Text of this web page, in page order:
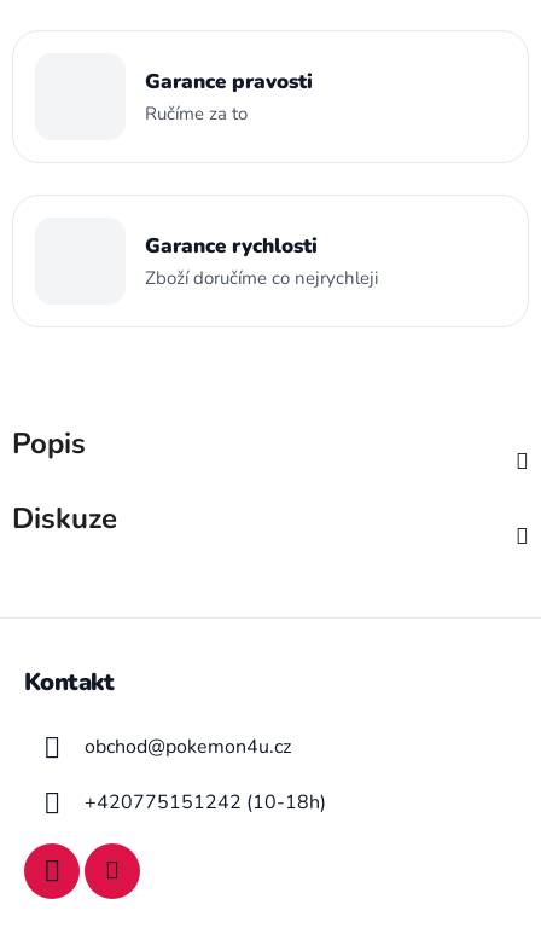
Garance pravosti
Ručíme za to
Garance rychlosti
Zboží doručíme co nejrychleji
Popis
Diskuze
Kontakt
obchod@pokemon4u.cz
+420775151242 (10-18h)